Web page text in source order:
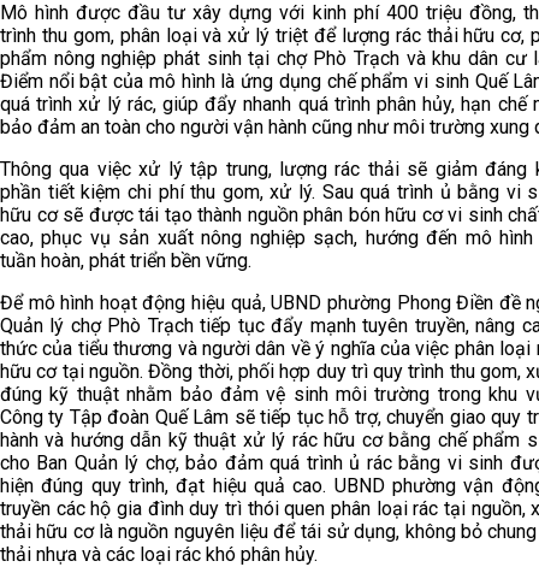
Mô hình được đầu tư xây dựng với kinh phí 400 triệu đồng,
trình thu gom, phân loại và xử lý triệt để lượng rác thải hữu cơ,
phẩm nông nghiệp phát sinh tại chợ Phò Trạch và khu dân cư
Điểm nổi bật của mô hình là ứng dụng chế phẩm vi sinh Quế
quá trình xử lý rác, giúp đẩy nhanh quá trình phân hủy, hạn chế
bảo đảm an toàn cho người vận hành cũng như môi trường xung
Thông qua việc xử lý tập trung, lượng rác thải sẽ giảm đáng
phần tiết kiệm chi phí thu gom, xử lý. Sau quá trình ủ bằng vi
hữu cơ sẽ được tái tạo thành nguồn phân bón hữu cơ vi sinh
cao, phục vụ sản xuất nông nghiệp sạch, hướng đến mô
tuần hoàn, phát triển bền vững.
Để mô hình hoạt động hiệu quả, UBND phường Phong Điền đề
Quản lý chợ Phò Trạch tiếp tục đẩy mạnh tuyên truyền, nâng
thức của tiểu thương và người dân về ý nghĩa của việc phân loại
hữu cơ tại nguồn. Đồng thời, phối hợp duy trì quy trình thu gom,
đúng kỹ thuật nhằm bảo đảm vệ sinh môi trường trong khu
Công ty Tập đoàn Quế Lâm sẽ tiếp tục hỗ trợ, chuyển giao quy
hành và hướng dẫn kỹ thuật xử lý rác hữu cơ bằng chế phẩm
cho Ban Quản lý chợ, bảo đảm quá trình ủ rác bằng vi sinh
hiện đúng quy trình, đạt hiệu quả cao. UBND phường vận
truyền các hộ gia đình duy trì thói quen phân loại rác tại nguồn,
thải hữu cơ là nguồn nguyên liệu để tái sử dụng, không bỏ
thải nhựa và các loại rác khó phân hủy.